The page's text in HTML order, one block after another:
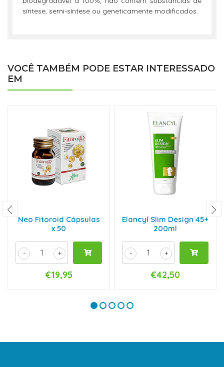
síntese, semi-síntese ou geneticamente modificados.
VOCÊ TAMBÉM PODE ESTAR INTERESSADO
EM
Neo Fitoroid Cápsulas
x 50
+
-
€19,95
Elancyl Slim Design 45+
200ml
+
-
€42,50